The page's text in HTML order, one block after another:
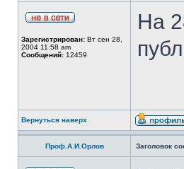
Зарегистрирован: Вт сен 28,
2004 11:58 am
Сообщений: 12459
На
Вернуться наверх
Проф.А.И.Орлов Заголовок